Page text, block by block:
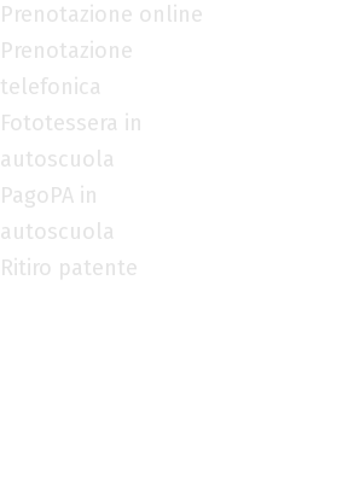
Prenotazione online
Prenotazione
telefonica
Fototessera in
autoscuola
PagoPA in
autoscuola
Ritiro patente